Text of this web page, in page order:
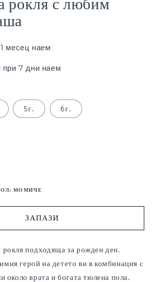
месец наем
7 дни наем
5г. 6г.
МОМИЧЕ
ЗАПАЗИ
рокля подходяща за рожден ден.
герой на детето ви в комбинация с
около врата и богата тюлена пола.